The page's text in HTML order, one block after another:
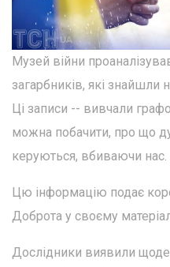
Музей війни
загарбників, які знайшли
Ці записи -- вивчали
можна побачити, про що
керуються, вбиваючи нас.
Цю інформацію подає
Доброта у своєму
Дослідники виявили